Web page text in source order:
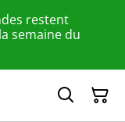
restent
semaine du